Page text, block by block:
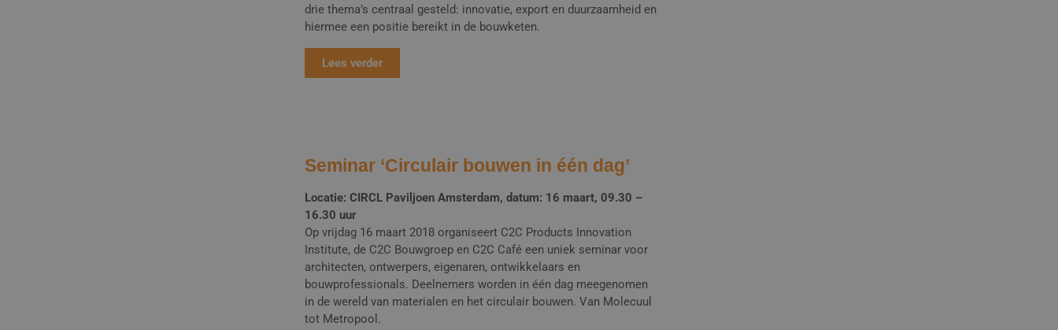
drie thema’s centraal gesteld: innovatie, export en duurzaamheid en
hiermee een positie bereikt in de bouwketen.
Lees verder
Seminar ‘Circulair bouwen in één dag’
Locatie: CIRCL Paviljoen Amsterdam, datum: 16 maart, 09.30 –
16.30 uur
Op vrijdag 16 maart 2018 organiseert C2C Products Innovation
Institute, de C2C Bouwgroep en C2C Café een uniek seminar voor
architecten, ontwerpers, eigenaren, ontwikkelaars en
bouwprofessionals. Deelnemers worden in één dag meegenomen
in de wereld van materialen en het circulair bouwen. Van Molecuul
tot Metropool.